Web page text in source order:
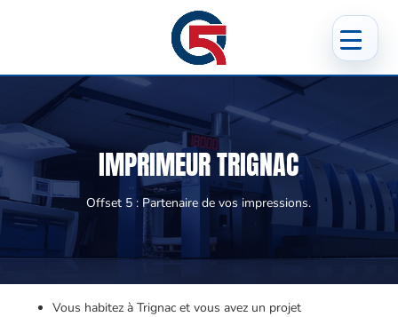
IMPRIMEUR TRIGNAC
Offset 5 : Partenaire de vos impressions.
Vous habitez à Trignac et vous avez un projet